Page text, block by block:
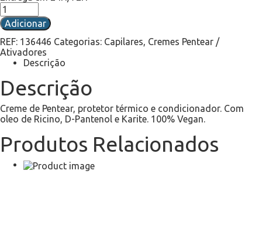
Adicionar
REF: 136446 Categorias: Capilares, Cremes Pentear /
Ativadores
Descrição
Descrição
Creme de Pentear, protetor térmico e condicionador. Com
oleo de Ricino, D-Pantenol e Karite. 100% Vegan.
Produtos Relacionados